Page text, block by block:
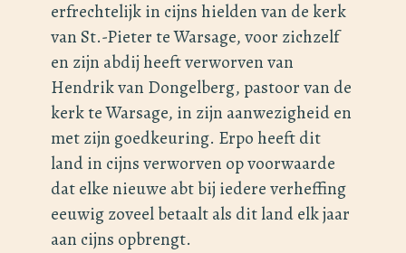
erfrechtelijk in cijns hielden van de kerk
van St.-Pieter te Warsage, voor zichzelf
en zijn abdij heeft verworven van
Hendrik van Dongelberg, pastoor van de
kerk te Warsage, in zijn aanwezigheid en
met zijn goedkeuring. Erpo heeft dit
land in cijns verworven op voorwaarde
dat elke nieuwe abt bij iedere verheffing
eeuwig zoveel betaalt als dit land elk jaar
aan cijns opbrengt.